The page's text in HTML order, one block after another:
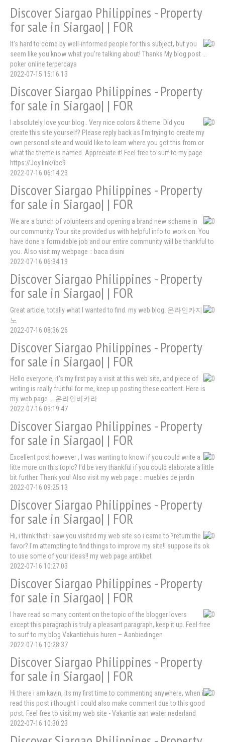
Discover Siargao Philippines - Property
for sale in Siargao| | FOR
It's hard to come by well-informed people for this subject, but you
seem like you know what you're talking about! Thanks My blog post ...
poker online terpercaya
2022-07-15 15:16:13
Discover Siargao Philippines - Property
for sale in Siargao| | FOR
I absolutely love your blog.. Very nice colors & theme. Did you
create this site yourself? Please reply back as I'm trying to create my
own personal site and would like to learn where you got this from or
what the theme is named. Appreciate it! Feel free to surf to my page
https://Joy.link/ibc9
2022-07-16 06:14:23
Discover Siargao Philippines - Property
for sale in Siargao| | FOR
We are a bunch of volunteers and opening a brand new scheme in
our community. Your site provided us with helpful info to work on. You
have done a formidable job and our entire community will be thankful to
you. Also visit my webpage :: baca disini
2022-07-16 06:34:19
Discover Siargao Philippines - Property
for sale in Siargao| | FOR
Great article, totally what I wanted to find. my web blog: 온라인카지
노
2022-07-16 08:36:26
Discover Siargao Philippines - Property
for sale in Siargao| | FOR
Hello everyone, it's my first pay a visit at this web site, and piece of
writing is really fruitful for me, keep up posting these content. Here is
my web page ... 온라인바카라
2022-07-16 09:19:47
Discover Siargao Philippines - Property
for sale in Siargao| | FOR
Excellent post however , I was wanting to know if you could write a
litte more on this topic? I'd be very thankful if you could elaborate a little
bit further. Thank you! Also visit my web page :: muebles de jardin
2022-07-16 09:25:13
Discover Siargao Philippines - Property
for sale in Siargao| | FOR
Hi, i think that i saw you visited my web site so i came to ?return the
favor?.I'm attempting to find things to improve my site!I suppose its ok
to use some of your ideas!! my web page antikbet
2022-07-16 10:27:03
Discover Siargao Philippines - Property
for sale in Siargao| | FOR
I have read so many content on the topic of the blogger lovers
except this paragraph is truly a pleasant paragraph, keep it up. Feel free
to surf to my blog Vakantiehuis huren – Aanbiedingen
2022-07-16 10:28:37
Discover Siargao Philippines - Property
for sale in Siargao| | FOR
Hi there i am kavin, its my first time to commenting anywhere, when i
read this post i thought i could also make comment due to this good
post. Feel free to visit my web site - Vakantie aan water nederland
2022-07-16 10:30:23